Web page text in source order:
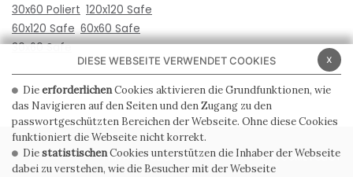
30x60 Poliert 120x120 Safe
60x120 Safe 60x60 Safe
30x60 Safe
PRIVACY POLICY COOKIE POLICY
x
DIESE WEBSEITE VERWENDET COOKIES
DieerforderlichenCookies aktivieren die Grundfunktionen, wie
das Navigieren auf den Seiten und den Zugang zu den
passwortgeschützten Bereichen der Webseite. Ohne diese Cookies
funktioniert die Webseite nicht korrekt.
DiestatistischenCookies unterstützen die Inhaber der Webseite
dabei zu verstehen, wie die Besucher mit der Webseite